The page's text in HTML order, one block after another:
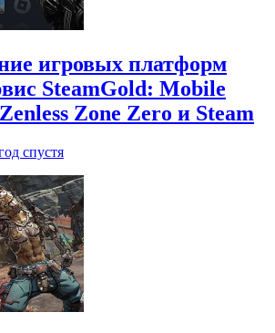
игровых платформ
SteamGold: Mobile
Zone Zero и Steam
спустя